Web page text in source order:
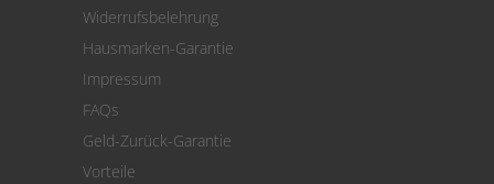
Cookie Einstellungen
Widerrufsbelehrung
Hausmarken-Garantie
Impressum
FAQs
Geld-Zurück-Garantie
Vorteile